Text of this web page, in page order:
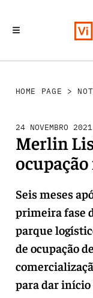
HOME PAGE >
24 NOVEMBRO 2021
Merlin
Seis meses
primeira fase
parque
de ocupação
para dar início